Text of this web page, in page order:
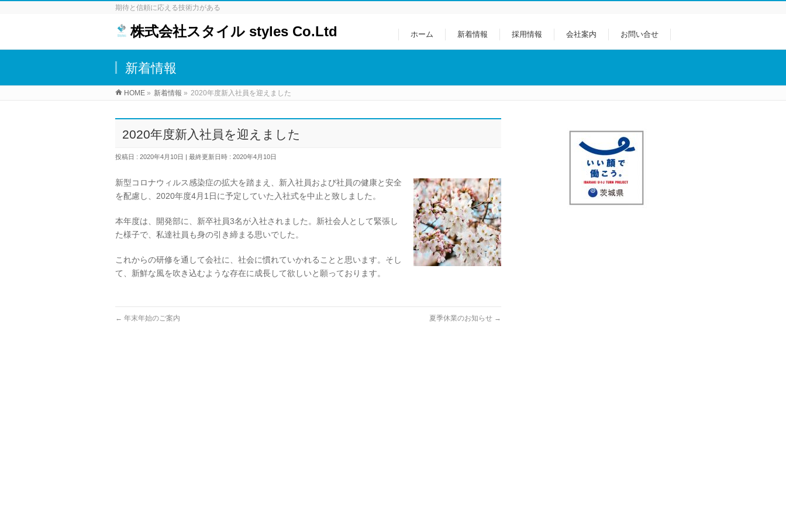
期待と信頼に応える技術力がある
株式会社スタイル styles Co.Ltd ホーム 新着情報 採用情報 会社案内 お問い合せ
新着情報
HOME » 新着情報 » 2020年度新入社員を迎えました
2020年度新入社員を迎えました
投稿日 : 2020年4月10日 最終更新日時 : 2020年4月10日
新型コロナウィルス感染症の拡大を踏まえ、新入社員および社員の健康と安全
を配慮し、2020年度4月1日に予定していた入社式を中止と致しました。
本年度は、開発部に、新卒社員3名が入社されました。新社会人として緊張し
た様子で、私達社員も身の引き締まる思いでした。
これからの研修を通して会社に、社会に慣れていかれることと思います。そし
て、新鮮な風を吹き込むような存在に成長して欲しいと願っております。
← 年末年始のご案内 夏季休業のお知らせ →